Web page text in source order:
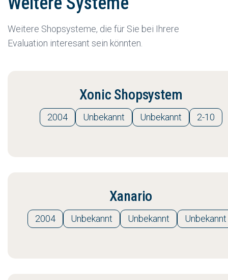
Weitere Shopsysteme, die für Sie bei Ihrere
Evaluation interesant sein könnten.
Xonic Shopsystem
2004 Unbekannt Unbekannt 2-10
Xanario
2004 Unbekannt Unbekannt Unbekannt